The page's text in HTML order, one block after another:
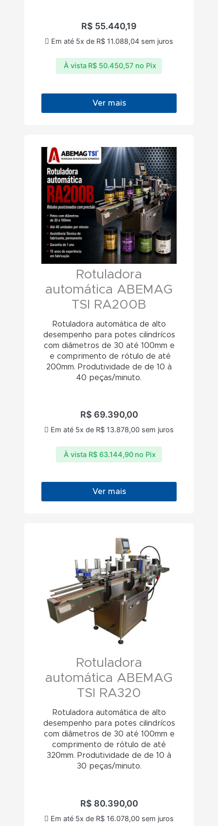
R$ 55.440,19
Em até 5x de R$11.088,04sem juros
À vista R$ 50.450,57 no Pix
Ver mais
Rotuladora
automática ABEMAG
TSI RA200B
Rotuladora automática de alto
desempenho para potes cilindrícos
com diâmetros de 30 até 100mm e
e comprimento de rótulo de até
200mm. Produtividade de de 10 à
40 peças/minuto.
R$ 69.390,00
Em até 5x de R$13.878,00sem juros
À vista R$63.144,90 no Pix
Ver mais
Rotuladora
automática ABEMAG
TSI RA320
Rotuladora automática de alto
desempenho para potes cilindrícos
com diâmetros de 30 até 100mm e
comprimento de rótulo de até
320mm. Produtividade de de 10 à
30 peças/minuto.
R$ 80.390,00
Em até 5x de R$16.078,00sem juros